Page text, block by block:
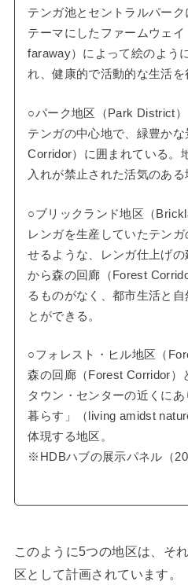
テンガ池とセントラルパー
テーマにしたファームウェイ
faraway）によって絵のよう
れ、健康的で活動的な生活を
○パーク地区（Park District）
テンガの中心地で、緑豊か
Corridor）に囲まれている。
入れが禁止された活気のある
○ブリックランド地区（
レンガを生産していたテン
せるような、レンガ仕上げ
から森の回廊（Forest
るものがなく、都市生活と
とができる。
○フォレスト・ヒル地区（
森の回廊（Forest Corridor）
タウン・センターの近くに
暮らす」（living amidst
体現する地区。
※HDBハブの展示パネル（
このように5つの地区は、そ
区として計画されています。